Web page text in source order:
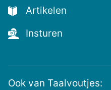
de
voutste
nieuwtjes!
Artikelen
Insturen
Ook van Taalvoutjes: